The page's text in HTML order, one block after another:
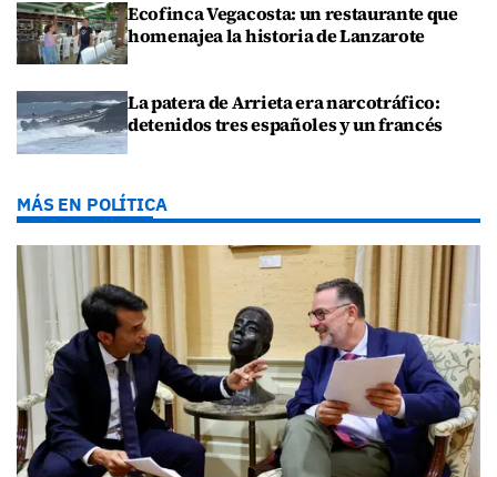
Ecofinca Vegacosta: un restaurante que
homenajea la historia de Lanzarote
La patera de Arrieta era narcotráfico:
detenidos tres españoles y un francés
MÁS EN POLÍTICA